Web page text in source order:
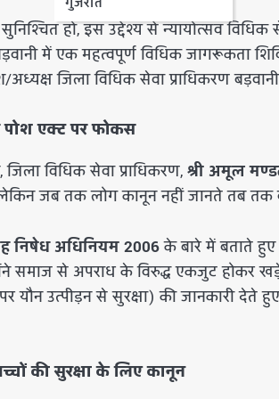
सुनिश्चित हो, इस उद्देश्य से न्यायोत्सव
में एक महत्वपूर्ण विधिक जागरूकता
अध्यक्ष जिला विधिक सेवा प्राधिकरण
पोश एक्ट पर फोकस
विधिक सेवा प्राधिकरण, श्री अमूल
जब तक लोग कानून नहीं जानते तब तक
निषेध अधिनियम 2006के बारे में बताते
समाज से अपराध के विरुद्ध एकजुट होकर
यौन उत्पीड़न से सुरक्षा) की जानकारी देते
की सुरक्षा के लिए कानून